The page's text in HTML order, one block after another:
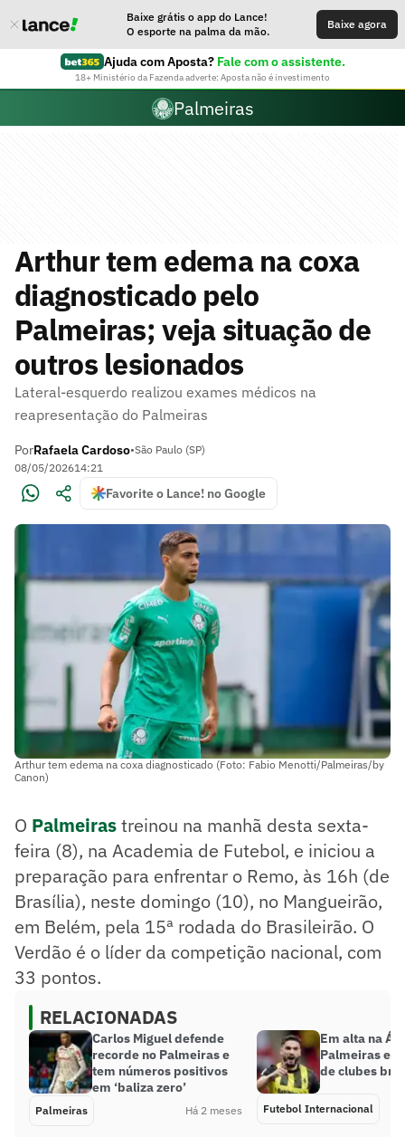
Baixe grátis o app do Lance!
O esporte na palma da mão.
Baixe agora
Ajuda com Aposta? Fale com o assistente.
18+ Ministério da Fazenda adverte: Aposta não é investimento
Palmeiras
Arthur tem edema na coxa
diagnosticado pelo
Palmeiras; veja situação de
outros lesionados
Lateral-esquerdo realizou exames médicos na
reapresentação do Palmeiras
PorRafaela Cardoso•São Paulo (SP)
08/05/202614:21
Favorite o Lance! no Google
Arthur tem edema na coxa diagnosticado (Foto: Fabio Menotti/Palmeiras/by
Canon)
O Palmeirastreinou na manhã desta sexta-
feira (8), na Academia de Futebol, e iniciou a
preparação para enfrentar o Remo, às 16h (de
Brasília), neste domingo (10), no Mangueirão,
em Belém, pela 15ª rodada do Brasileirão. O
Verdão é o líder da competição nacional, com
33 pontos.
RELACIONADAS
Carlos Miguel defende
recorde no Palmeiras e
tem números positivos
em ‘baliza zero’
Palmeiras Há 2 meses
Em alta na
Palmeiras
de clubes
Futebol Internacional